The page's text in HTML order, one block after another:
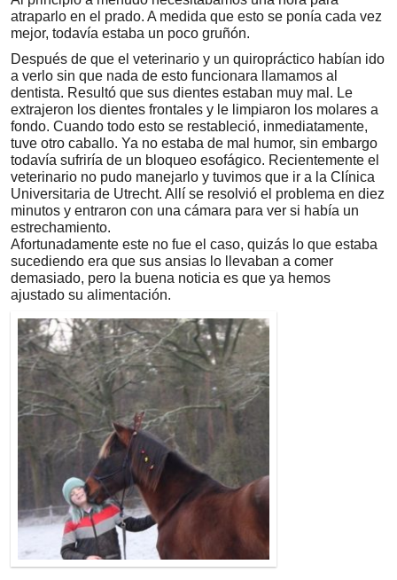
atraparlo en el prado. A medida que esto se ponía cada vez
mejor, todavía estaba un poco gruñón.
Después de que el veterinario y un quiropráctico habían ido
a verlo sin que nada de esto funcionara llamamos al
dentista. Resultó que sus dientes estaban muy mal. Le
extrajeron los dientes frontales y le limpiaron los molares a
fondo. Cuando todo esto se restableció, inmediatamente,
tuve otro caballo. Ya no estaba de mal humor, sin embargo
todavía sufriría de un bloqueo esofágico. Recientemente el
veterinario no pudo manejarlo y tuvimos que ir a la Clínica
Universitaria de Utrecht. Allí se resolvió el problema en diez
minutos y entraron con una cámara para ver si había un
estrechamiento.
Afortunadamente este no fue el caso, quizás lo que estaba
sucediendo era que sus ansias lo llevaban a comer
demasiado, pero la buena noticia es que ya hemos
ajustado su alimentación.